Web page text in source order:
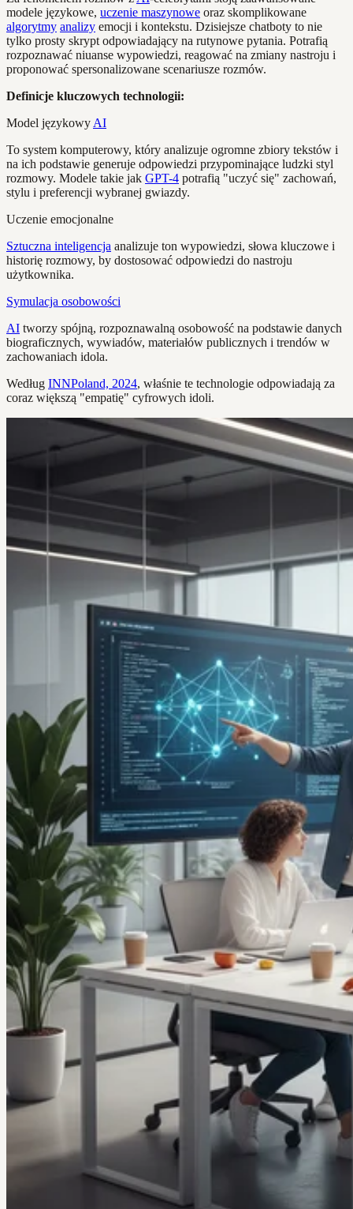
modele językowe, uczenie maszynowe oraz skomplikowane
algorytmy analizy emocji i kontekstu. Dzisiejsze chatboty to nie
tylko prosty skrypt odpowiadający na rutynowe pytania. Potrafią
rozpoznawać niuanse wypowiedzi, reagować na zmiany nastroju i
proponować spersonalizowane scenariusze rozmów.
Definicje kluczowych technologii:
Model językowy AI
To system komputerowy, który analizuje ogromne zbiory tekstów i
na ich podstawie generuje odpowiedzi przypominające ludzki styl
rozmowy. Modele takie jak GPT-4 potrafią "uczyć się" zachowań,
stylu i preferencji wybranej gwiazdy.
Uczenie emocjonalne
Sztuczna inteligencja analizuje ton wypowiedzi, słowa kluczowe i
historię rozmowy, by dostosować odpowiedzi do nastroju
użytkownika.
Symulacja osobowości
AI tworzy spójną, rozpoznawalną osobowość na podstawie danych
biograficznych, wywiadów, materiałów publicznych i trendów w
zachowaniach idola.
Według INNPoland, 2024, właśnie te technologie odpowiadają za
coraz większą "empatię" cyfrowych idoli.